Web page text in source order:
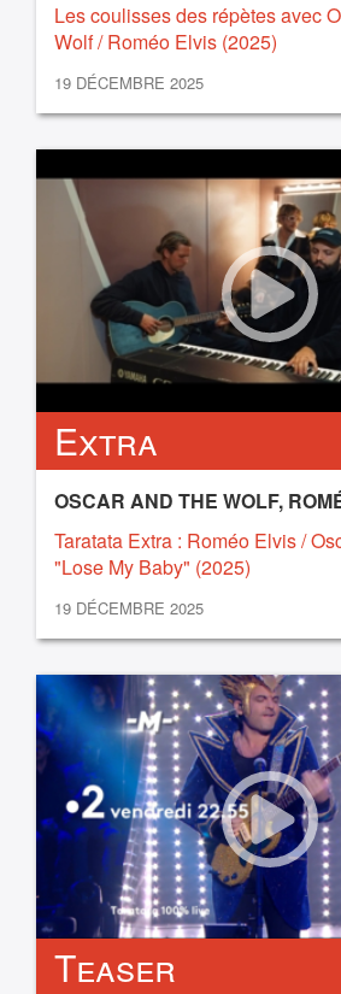
Les coulisses des répètes avec
Wolf / Roméo Elvis (2025)
19 DÉCEMBRE 2025
Extra
OSCAR AND THE WOLF,
Taratata Extra : Roméo Elvis /
"Lose My Baby" (2025)
19 DÉCEMBRE 2025
Teaser